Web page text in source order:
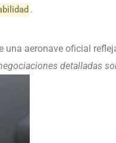
.
una aeronave oficial
detalladas